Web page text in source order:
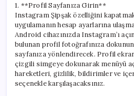
1. **Profil Sayfanıza Girin**
Instagram Şipşak özelliğini
uygulamanın hesap ayarlarına
Android cihazınızda Instagram’ı
bulunan profil fotoğrafınıza
sayfanıza yönlendirecek. Profil
çizgili simgeye dokunarak menüyü
hareketleri, gizlilik, bildirimler ve
seçenekle karşılaşacaksınız.